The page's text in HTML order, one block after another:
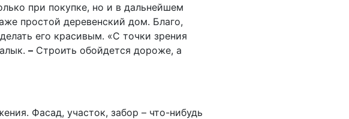
при покупке, но и в дальнейшем
простой деревенский дом. Благо,
его красивым. «С точки зрения
– Строить обойдется дороже, а
Фасад, участок, забор – что-нибудь